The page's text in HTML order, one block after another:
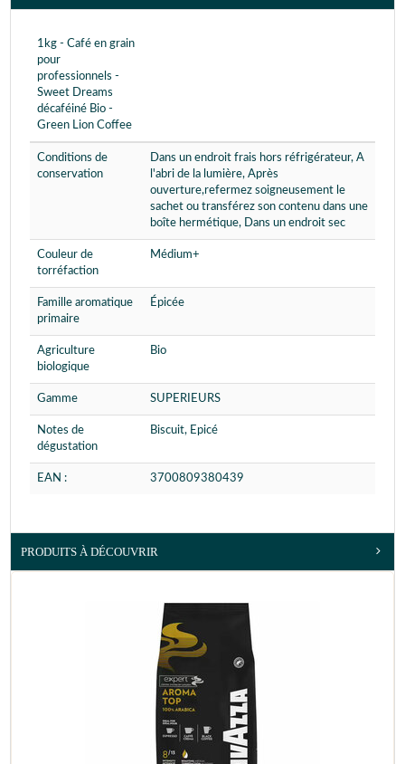
1kg - Café en grain
pour
professionnels -
Sweet Dreams
décaféiné Bio -
Green Lion Coffee
Conditions de
conservation
Dans un endroit frais hors réfrigérateur, A
l'abri de la lumière, Après
ouverture,refermez soigneusement le
sachet ou transférez son contenu dans une
boîte hermétique, Dans un endroit sec
Couleur de
torréfaction
Médium+
Famille aromatique
primaire
Épicée
Agriculture
biologique
Bio
Gamme SUPERIEURS
Notes de
dégustation
Biscuit, Epicé
EAN : 3700809380439
PRODUITS À DÉCOUVRIR